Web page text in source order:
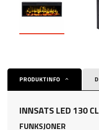
PRODUKTINFO
INNSATS LED 130
FUNKSJONER